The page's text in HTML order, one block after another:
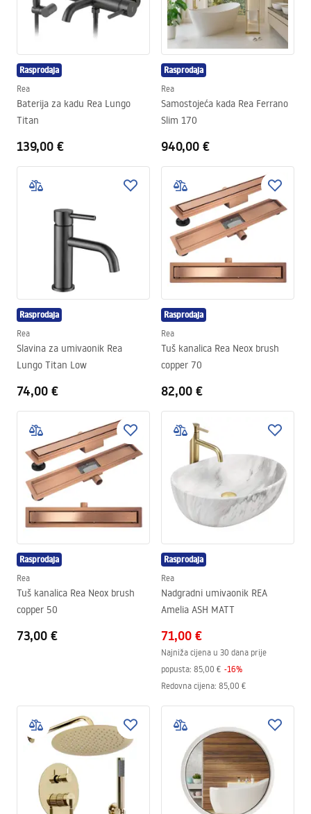
Rasprodaja
Rea
Baterija za kadu Rea Lungo
Titan
139,00 €
Rasprodaja
Rea
Samostojeća kada Rea Ferrano
Slim 170
940,00 €
Rasprodaja
Rea
Slavina za umivaonik Rea
Lungo Titan Low
74,00 €
Rasprodaja
Rea
Tuš kanalica Rea Neox brush
copper 70
82,00 €
Rasprodaja
Rea
Tuš kanalica Rea Neox brush
copper 50
73,00 €
Rasprodaja
Rea
Nadgradni umivaonik REA
Amelia ASH MATT
71,00 €
Najniža cijena u 30 dana prije
popusta: 85,00 € -16%
Redovna cijena: 85,00 €